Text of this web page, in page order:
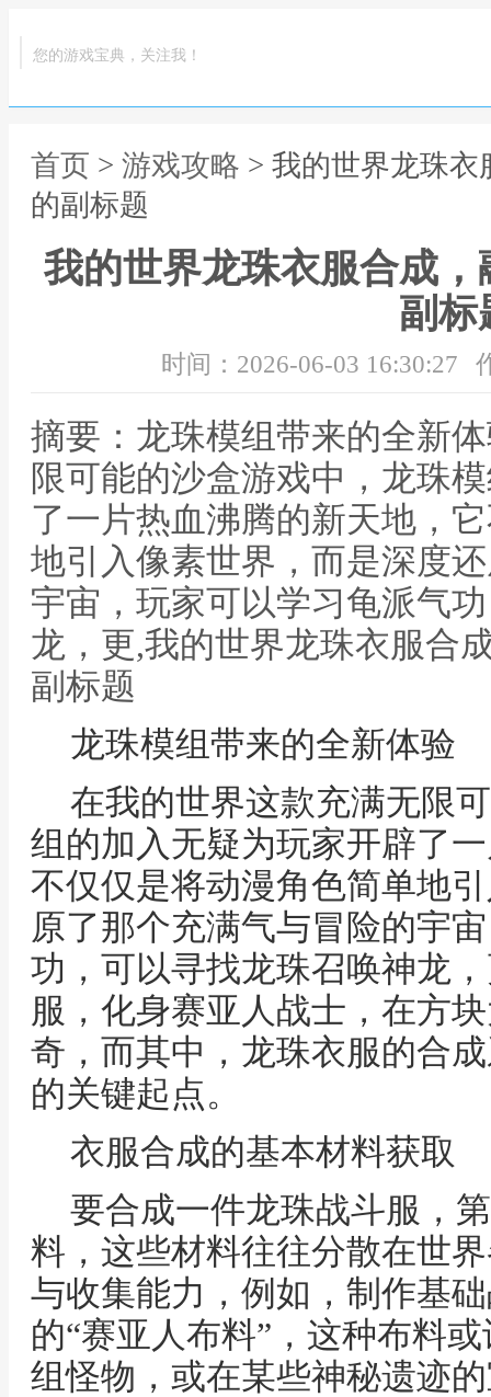
您的游戏宝典，关注我！
首页 > 游戏攻略 > 我的世界龙珠
的副标题
我的世界龙珠衣服合成
副标
时间：2026-06-03 16:30:27
摘要：龙珠模组带来的全新
限可能的沙盒游戏中，龙珠
了一片热血沸腾的新天地，
地引入像素世界，而是深度
宇宙，玩家可以学习龟派气
龙，更,我的世界龙珠衣服合
副标题
龙珠模组带来的全新体验
在我的世界这款充满无限
组的加入无疑为玩家开辟了
不仅仅是将动漫角色简单地
原了那个充满气与冒险的宇
功，可以寻找龙珠召唤神龙
服，化身赛亚人战士，在方
奇，而其中，龙珠衣服的合
的关键起点。
衣服合成的基本材料获取
要合成一件龙珠战斗服，
料，这些材料往往分散在世
与收集能力，例如，制作基
的“赛亚人布料”，这种布料
组怪物，或在某些神秘遗迹